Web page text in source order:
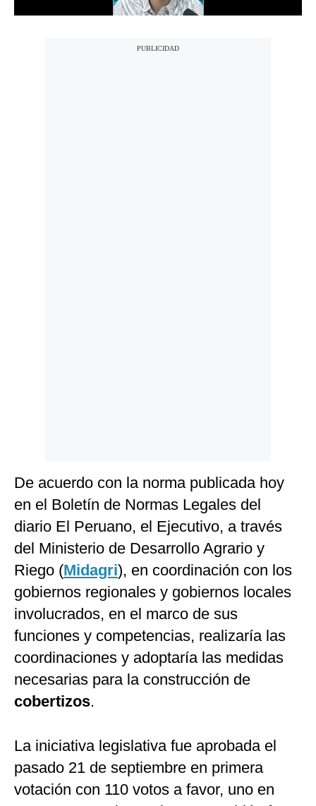
De acuerdo con la norma publicada hoy
en el Boletín de Normas Legales del
diario El Peruano, el Ejecutivo, a través
del Ministerio de Desarrollo Agrario y
Riego (Midagri), en coordinación con los
gobiernos regionales y gobiernos locales
involucrados, en el marco de sus
funciones y competencias, realizaría las
coordinaciones y adoptaría las medidas
necesarias para la construcción de
cobertizos.
La iniciativa legislativa fue aprobada el
pasado 21 de septiembre en primera
votación con 110 votos a favor, uno en